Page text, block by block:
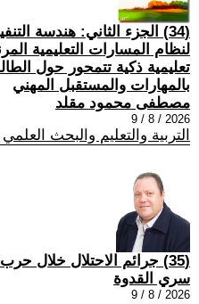
(34) الجزء الثاني: هندسة
لنظام المسارات التعليمية
تعليمية ذكية تتمحور حول
بالمهارات والمستقبل المهني
مصطفى محمود مقلد
2026 / 8 / 9
التربية والتعليم والبحث العلمي
(35) جرائم الاحتلال خلال حرب الإبادة
سري القدوة
2026 / 8 / 9